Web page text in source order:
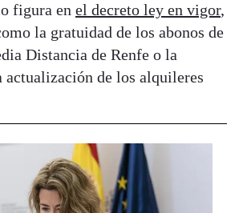
figura en el decreto ley en vigor,
la gratuidad de los abonos de
Distancia de Renfe o la
de los alquileres